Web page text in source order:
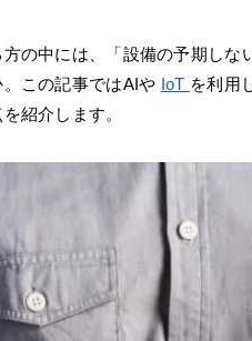
の中には、「設備の予期しな
この記事ではAIや IoT を利用
紹介します。